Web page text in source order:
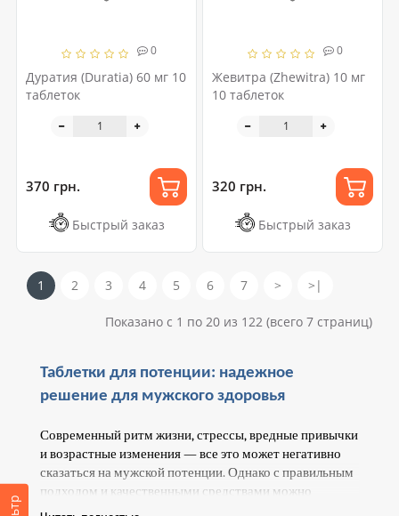
0
Дуратия (Duratia) 60 мг 10
таблеток
370 грн.
Быстрый заказ
0
Жевитра (Zhewitra) 10 мг
10 таблеток
320 грн.
Быстрый заказ
1 2 3 4 5 6 7 > >|
Показано с 1 по 20 из 122 (всего 7 страниц)
Таблетки для потенции: надежное
решение для мужского здоровья
Современный ритм жизни, стрессы, вредные привычки
и возрастные изменения — все это может негативно
сказаться на мужской потенции. Однако с правильным
подходом и качественными средствами можно
восстановить и улучшить сексуальную активность.